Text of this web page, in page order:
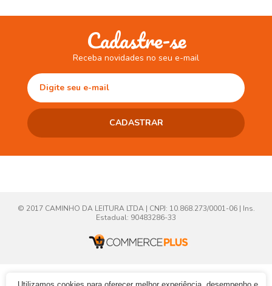
Cadastre-se
Receba novidades no seu e-mail
© 2017 CAMINHO DA LEITURA LTDA | CNPJ: 10.868.273/0001-06 | Ins.
Estadual: 90483286-33